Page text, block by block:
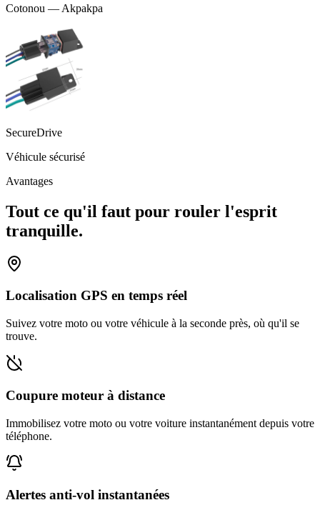
Cotonou — Akpakpa
SecureDrive
Véhicule sécurisé
Avantages
Tout ce qu'il faut pour rouler l'esprit
tranquille.
Localisation GPS en temps réel
Suivez votre moto ou votre véhicule à la seconde près, où qu'il se
trouve.
Coupure moteur à distance
Immobilisez votre moto ou votre voiture instantanément depuis votre
téléphone.
Alertes anti-vol instantanées